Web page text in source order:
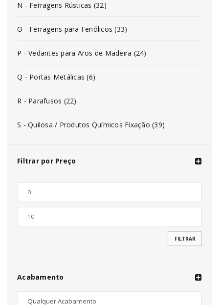
N - Ferragens Rústicas (32)
O - Ferragens para Fenólicos (33)
P - Vedantes para Aros de Madeira (24)
Q - Portas Metálicas (6)
R - Parafusos (22)
S - Quilosa / Produtos Químicos Fixação (39)
Filtrar por Preço
FILTRAR
Acabamento